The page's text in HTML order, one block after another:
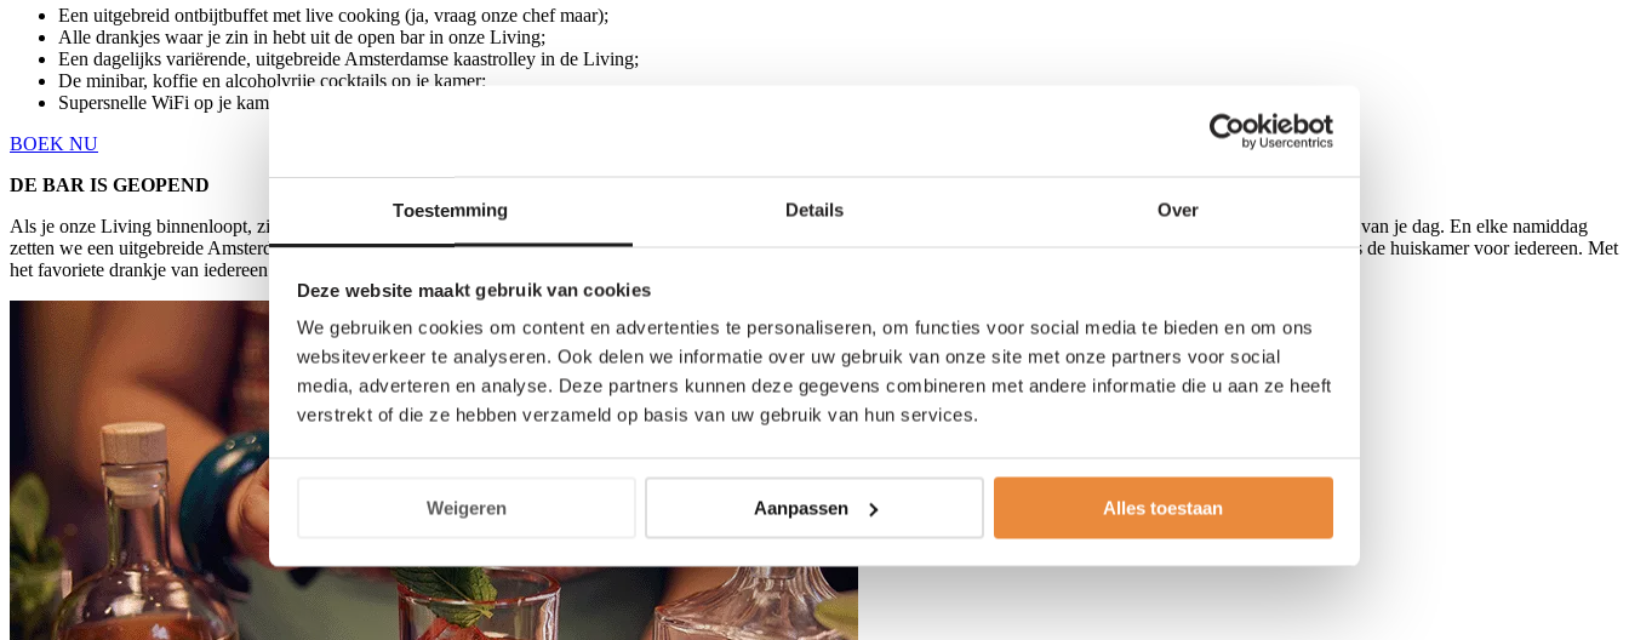
Toestemming Details Over
Deze website maakt gebruik van cookies
We gebruiken cookies om content en advertenties te personaliseren, om functies voor social media te bieden en om ons
websiteverkeer te analyseren. Ook delen we informatie over uw gebruik van onze site met onze partners voor social
media, adverteren en analyse. Deze partners kunnen deze gegevens combineren met andere informatie die u aan ze heeft
verstrekt of die ze hebben verzameld op basis van uw gebruik van hun services.
Weigeren Aanpassen Alles toestaan
Een uitgebreid ontbijtbuffet met live cooking (ja, vraag onze chef maar);
Alle drankjes waar je zin in hebt uit de open bar in onze Living;
Een dagelijks variërende, uitgebreide Amsterdamse kaastrolley in de Living;
De minibar, koffie en alcoholvrije cocktails op je kamer;
Supersnelle WiFi op je kamer en in de Living.
BOEK NU
DE BAR IS GEOPEND
Als je onze Living binnenloopt, zie je ‘m meteen: de open bar. Geniet van je vers gezette favoriete koffie - met een Hollands koekje erbij. Of schenk een whiskey in en geniet na van je dag. En elke namiddag
zetten we een uitgebreide Amsterdamse kaastrolley klaar. Of je nu toe bent aan een fijn gesprek, een goed boek, spelletjes spelen of gewoon je e-mail wilt bijwerken, de Living is de huiskamer voor iedereen. Met
het favoriete drankje van iedereen. Waar heb jij zin in?